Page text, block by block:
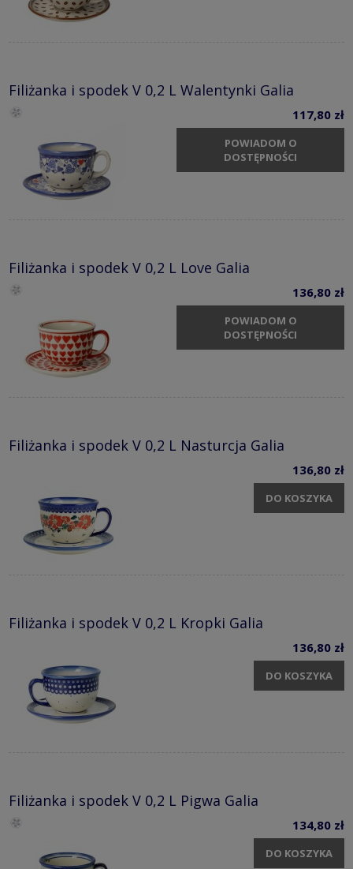
Filiżanka i spodek V 0,2 L Walentynki Galia
117,80 zł
POWIADOM O
DOSTĘPNOŚCI
Filiżanka i spodek V 0,2 L Love Galia
136,80 zł
POWIADOM O
DOSTĘPNOŚCI
Filiżanka i spodek V 0,2 L Nasturcja Galia
136,80 zł
DO KOSZYKA
Filiżanka i spodek V 0,2 L Kropki Galia
136,80 zł
DO KOSZYKA
Filiżanka i spodek V 0,2 L Pigwa Galia
134,80 zł
DO KOSZYKA